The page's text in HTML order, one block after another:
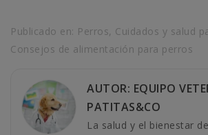
Publicado en: Perros, Cuidados y salud
Consejos de alimentación para perros
AUTOR: EQUIPO
PATITAS&CO
La salud y el bienestar